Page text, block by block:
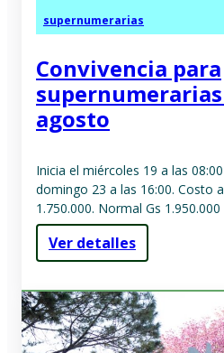
supernumerarias
Convivencia para
agosto
Inicia el miércoles 19 a las
domingo 23 a las 16:00. Costo
1.750.000. Normal Gs 1.950.000
Ver detalles